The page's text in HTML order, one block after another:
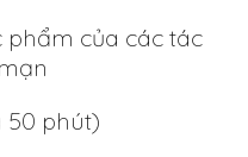
phẩm của các tác
50 phút)